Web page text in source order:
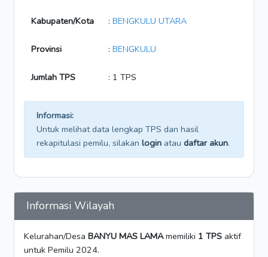
Kabupaten/Kota : BENGKULU UTARA
Provinsi : BENGKULU
Jumlah TPS : 1 TPS
Informasi:
Untuk melihat data lengkap TPS dan hasil
rekapitulasi pemilu, silakan login atau daftar akun.
Informasi Wilayah
Kelurahan/Desa BANYU MAS LAMAmemiliki 1 TPS aktif
untuk Pemilu 2024.